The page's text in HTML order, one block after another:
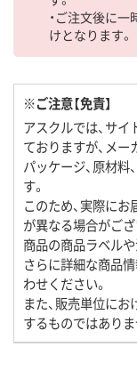
・ご注文後に
けとなります。
※ご注意【免責】
アスクルでは、サ
ておりますが、メー
パッケージ、原材料
す。
このため、実際に
が異なる場合がご
商品の商品ラベル
さらに詳細な商品
わせください。
また、販売単位にお
するものではあり